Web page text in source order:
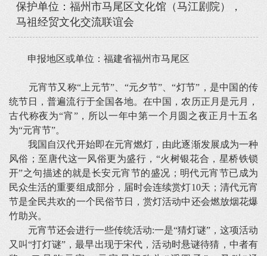
保护单位：福州市马尾区文化馆（马江剧院），
马祖经贸文化交流联谊会
申报地区或单位：福建省福州市马尾区
元宵节又称“上元节”、“元夕节”、“灯节”，是中国的传
统节日，普遍流行于全国各地。在中国，农历正月是元月，
古代称夜为“宵”，所以一年中第一个月圆之夜正月十五名
为“元宵节”。
我国自汉代开始即在元宵燃灯，由此逐渐发展成为一种
风俗；至唐代这一风俗更为盛行，“火树银花合，星桥铁锁
开”之句描述的就是长安元宵节的盛况；明代元宵节已成为
民众生活的重要组成部分，届时会连续赏灯10天；清代元宵
节是全民共欢的一个民俗节日，赏灯活动中还会燃放烟花爆
竹助兴。
元宵节还会进行一些传统活动:一是“猜灯谜”，这项活动
又叫“打灯谜”，最早出现于宋代，活动时悬谜待猜，中者有